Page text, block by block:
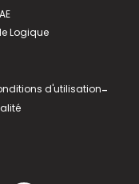
Logique
d'utilisation-